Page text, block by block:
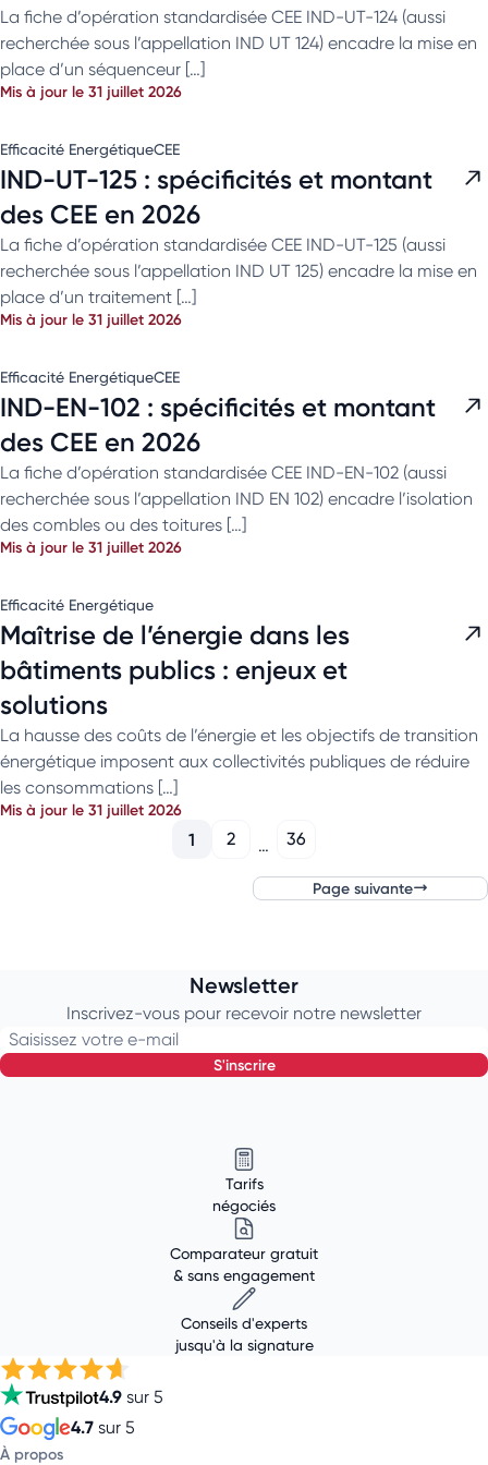
La fiche d’opération standardisée CEE IND-UT-124 (aussi
recherchée sous l’appellation IND UT 124) encadre la mise en
place d’un séquenceur […]
Mis à jour le 31 juillet 2026
Efficacité EnergétiqueCEE
IND-UT-125 : spécificités et montant
des CEE en 2026
La fiche d’opération standardisée CEE IND-UT-125 (aussi
recherchée sous l’appellation IND UT 125) encadre la mise en
place d’un traitement […]
Mis à jour le 31 juillet 2026
Efficacité EnergétiqueCEE
IND-EN-102 : spécificités et montant
des CEE en 2026
La fiche d’opération standardisée CEE IND-EN-102 (aussi
recherchée sous l’appellation IND EN 102) encadre l’isolation
des combles ou des toitures […]
Mis à jour le 31 juillet 2026
Efficacité Energétique
Maîtrise de l’énergie dans les
bâtiments publics : enjeux et
solutions
La hausse des coûts de l’énergie et les objectifs de transition
énergétique imposent aux collectivités publiques de réduire
les consommations […]
Mis à jour le 31 juillet 2026
Page suivante
1 2 … 36
Newsletter
Inscrivez-vous pour recevoir notre newsletter
Saisissez votre e-mail
s'inscrire
Tarifs
négociés
Comparateur gratuit
& sans engagement
Conseils d'experts
jusqu'à la signature
4.9 sur 5
4.7 sur 5
À propos